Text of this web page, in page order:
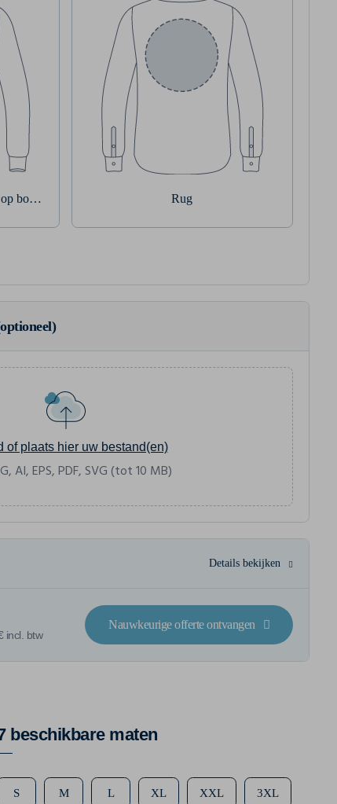
borstzakje Rug
of plaats hier uw bestand(en)
AI, EPS, PDF, SVG (tot 10 MB)
Details bekijken
incl. btw
Nauwkeurige offerte ontvangen
beschikbare maten
S M L XL XXL 3XL